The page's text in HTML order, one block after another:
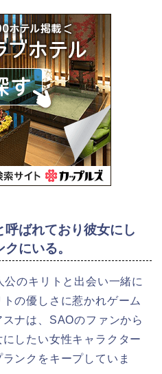
ばれており彼女にし
にいる。
のキリトと出会い一緒に
の優しさに惹かれゲーム
ナは、SAOのファンから
したい女性キャラクター
ンクをキープしていま